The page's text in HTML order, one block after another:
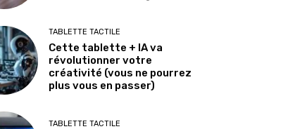
TABLETTE TACTILE
Cette tablette + IA va
révolutionner votre
créativité (vous ne pourrez
plus vous en passer)
TABLETTE TACTILE